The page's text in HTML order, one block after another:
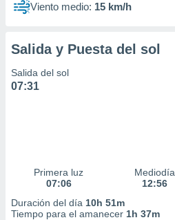
1199Viento medio: 15 km/h
Salida y Puesta del sol
Salida del sol
07:31
Primera luz
07:06
Mediodía
12:56
Duración del día 10h 51m
Tiempo para el amanecer 1h 37m